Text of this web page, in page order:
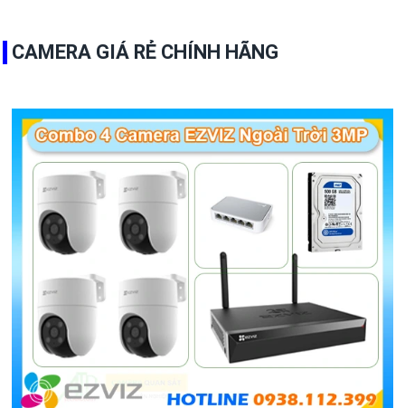
CAMERA GIÁ RẺ CHÍNH HÃNG